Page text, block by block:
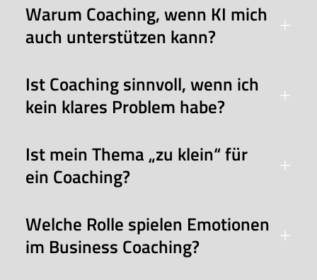
Warum Coaching, wenn KI mich
auch unterstützen kann?
Ist Coaching sinnvoll, wenn ich
kein klares Problem habe?
Ist mein Thema „zu klein“ für
ein Coaching?
Welche Rolle spielen Emotionen
im Business Coaching?